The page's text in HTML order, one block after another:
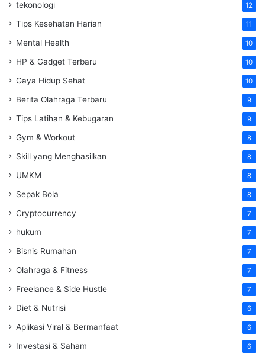
tekonologi 12
Tips Kesehatan Harian 11
Mental Health 10
HP & Gadget Terbaru 10
Gaya Hidup Sehat 10
Berita Olahraga Terbaru 9
Tips Latihan & Kebugaran 9
Gym & Workout 8
Skill yang Menghasilkan 8
UMKM 8
Sepak Bola 8
Cryptocurrency 7
hukum 7
Bisnis Rumahan 7
Olahraga & Fitness 7
Freelance & Side Hustle 7
Diet & Nutrisi 6
Aplikasi Viral & Bermanfaat 6
Investasi & Saham 6